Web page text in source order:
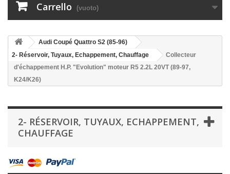
Carrello (vuoto)
Audi Coupé Quattro S2 (85-96)
2- Réservoir, Tuyaux, Echappement, Chauffage
Collecteur
d'échappement H.P. "Evolution" moteur R5 2.2L 20VT (89-97,
K24/K26)
2- RÉSERVOIR, TUYAUX, ECHAPPEMENT,
CHAUFFAGE